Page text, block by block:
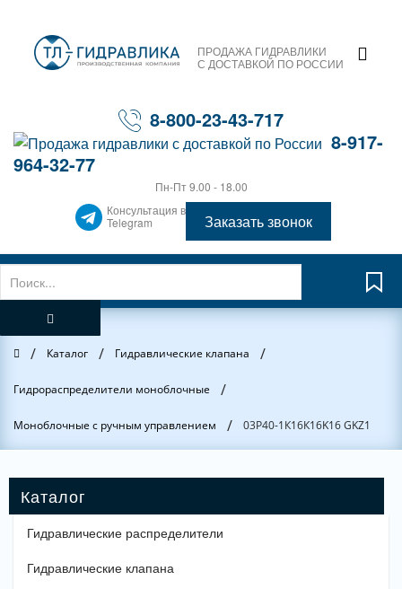
ПРОДАЖА ГИДРАВЛИКИ
С ДОСТАВКОЙ ПО РОССИИ
8-800-23-43-717
8-917-
964-32-77
Пн-Пт 9.00 - 18.00
Консультация в
Telegram
Заказать звонок
Главная
/ Каталог / Гидравлические клапана /
Гидрораспределители моноблочные /
Моноблочные с ручным управлением / 03Р40-1К16К16K16 GKZ1
Гидравлические распределители
Гидравлические клапана